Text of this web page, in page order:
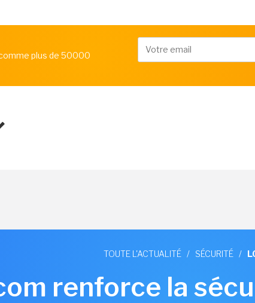
plus de 50000
TOUTE L'ACTUALITÉ / SÉCURITÉ /
renforce la